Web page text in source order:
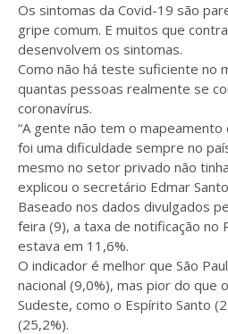
Os sintomas da Covid-19 são
gripe comum. E muitos que
desenvolvem os sintomas.
Como não há teste suficiente no
quantas pessoas realmente se
coronavírus.
“A gente não tem o
foi uma dificuldade sempre no
mesmo no setor privado não
explicou o secretário Edmar
Baseado nos dados divulgados
feira (9), a taxa de notificação no
estava em 11,6%.
O indicador é melhor que São
nacional (9,0%), mas pior do que
Sudeste, como o Espírito Santo
(25,2%).